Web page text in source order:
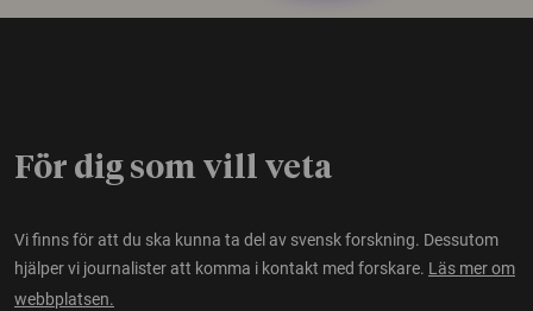
För dig som vill veta
Vi finns för att du ska kunna ta del av svensk forskning. Dessutom
hjälper vi journalister att komma i kontakt med forskare. Läs mer om
webbplatsen.